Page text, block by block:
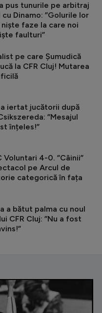
pus tunurile pe arbitraj
cu Dinamo: ”Golurile lor
faze la care noi
faulturi”
pe care Șumudică
la CFR Cluj! Mutarea
a iertat jucătorii după
”Mesajul
înțeles!”
Voluntari 4-0. ”Câinii”
pe Arcul de
categorică în fața
a bătut palma cu noul
CFR Cluj: ”Nu a fost